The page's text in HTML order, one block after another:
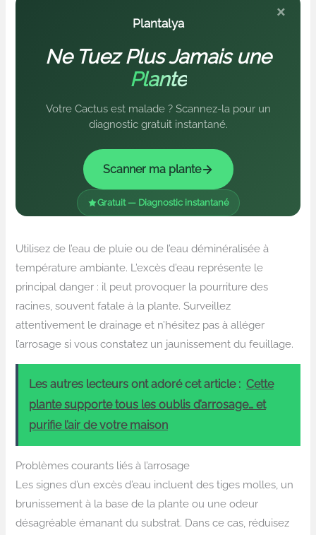
×
Plantalya
Ne Tuez Plus Jamais une
Plante
Votre Cactus est malade ? Scannez-la pour un
diagnostic gratuit instantané.
Scanner ma plante
Gratuit — Diagnostic instantané
Utilisez de l’eau de pluie ou de l’eau déminéralisée à
température ambiante. L’excès d’eau représente le
principal danger : il peut provoquer la pourriture des
racines, souvent fatale à la plante. Surveillez
attentivement le drainage et n’hésitez pas à alléger
l’arrosage si vous constatez un jaunissement du feuillage.
Les autres lecteurs ont adoré cet article : Cette
plante supporte tous les oublis d’arrosage… et
purifie l’air de votre maison
Problèmes courants liés à l’arrosage
Les signes d’un excès d’eau incluent des tiges molles, un
brunissement à la base de la plante ou une odeur
désagréable émanant du substrat. Dans ce cas, réduisez